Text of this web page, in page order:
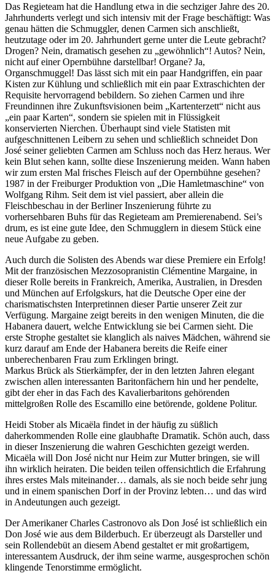
Das Regieteam hat die Handlung etwa in die sechziger Jahre des 20.
Jahrhunderts verlegt und sich intensiv mit der Frage beschäftigt: Was
genau hätten die Schmuggler, denen Carmen sich anschließt,
heutzutage oder im 20. Jahrhundert gerne unter die Leute gebracht?
Drogen? Nein, dramatisch gesehen zu „gewöhnlich“! Autos? Nein,
nicht auf einer Opernbühne darstellbar! Organe? Ja,
Organschmuggel! Das lässt sich mit ein paar Handgriffen, ein paar
Kisten zur Kühlung und schließlich mit ein paar Extraschichten der
Requisite hervorragend bebildern. So ziehen Carmen und ihre
Freundinnen ihre Zukunftsvisionen beim „Kartenterzett“ nicht aus
„ein paar Karten“, sondern sie spielen mit in Flüssigkeit
konservierten Nierchen. Überhaupt sind viele Statisten mit
aufgeschnittenen Leibern zu sehen und schließlich schneidet Don
José seiner geliebten Carmen am Schluss noch das Herz heraus. Wer
kein Blut sehen kann, sollte diese Inszenierung meiden. Wann haben
wir zum ersten Mal frisches Fleisch auf der Opernbühne gesehen?
1987 in der Freiburger Produktion von „Die Hamletmaschine“ von
Wolfgang Rihm. Seit dem ist viel passiert, aber allein die
Fleischbeschau in der Berliner Inszenierung führte zu
vorhersehbaren Buhs für das Regieteam am Premierenabend. Sei’s
drum, es ist eine gute Idee, den Schmugglern in diesem Stück eine
neue Aufgabe zu geben.
Auch durch die Solisten des Abends war diese Premiere ein Erfolg!
Mit der französischen Mezzosopranistin Clémentine Margaine, in
dieser Rolle bereits in Frankreich, Amerika, Australien, in Dresden
und München auf Erfolgskurs, hat die Deutsche Oper eine der
charismatischsten Interpretinnen dieser Partie unserer Zeit zur
Verfügung. Margaine zeigt bereits in den wenigen Minuten, die die
Habanera dauert, welche Entwicklung sie bei Carmen sieht. Die
erste Strophe gestaltet sie klanglich als naives Mädchen, während sie
kurz darauf am Ende der Habanera bereits die Reife einer
unberechenbaren Frau zum Erklingen bringt.
Markus Brück als Stierkämpfer, der in den letzten Jahren elegant
zwischen allen interessanten Baritonfächern hin und her pendelte,
gibt der eher in das Fach des Kavalierbaritons gehörenden
mittelgroßen Rolle des Escamillo eine betörende, goldene Politur.
Heidi Stober als Micaëla findet in der häufig zu süßlich
daherkommenden Rolle eine glaubhafte Dramatik. Schön auch, dass
in dieser Inszenierung die wahren Geschichten gezeigt werden.
Micaëla will Don José nicht nur Heim zur Mutter bringen, sie will
ihn wirklich heiraten. Die beiden teilen offensichtlich die Erfahrung
ihres erstes Mals miteinander… damals, als sie noch beide sehr jung
und in einem spanischen Dorf in der Provinz lebten… und das wird
in Andeutungen auch gezeigt.
Der Amerikaner Charles Castronovo als Don José ist schließlich ein
Don José wie aus dem Bilderbuch. Er überzeugt als Darsteller und
sein Rollendebüt an diesem Abend gestaltet er mit großartigem,
interessantem Ausdruck, der ihm seine warme, ausgesprochen schön
klingende Tenorstimme ermöglicht.